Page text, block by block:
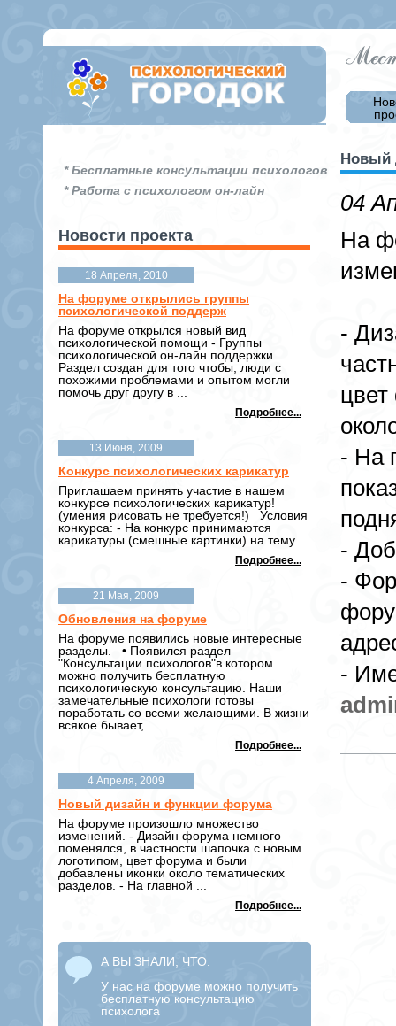
* Бесплатные консультации психологов
* Работа с психологом он-лайн
Новости проекта
18 Апреля, 2010
На форуме открылись группы
психологической поддерж
На форуме открылся новый вид
психологической помощи - Группы
психологической он-лайн поддержки.
Раздел создан для того чтобы, люди с
похожими проблемами и опытом могли
помочь друг другу в ...
Подробнее...
13 Июня, 2009
Конкурс психологических карикатур
Приглашаем принять участие в нашем
конкурсе психологических карикатур!
(умения рисовать не требуется!) Условия
конкурса: - На конкурс принимаются
карикатуры (смешные картинки) на тему ...
Подробнее...
21 Мая, 2009
Обновления на форуме
На форуме появились новые интересные
разделы. • Появился раздел
"Консультации психологов"в котором
можно получить бесплатную
психологическую консультацию. Наши
замечательные психологи готовы
поработать со всеми желающими. В жизни
всякое бывает, ...
Подробнее...
4 Апреля, 2009
Новый дизайн и функции форума
На форуме произошло множество
изменений. - Дизайн форума немного
поменялся, в частности шапочка с новым
логотипом, цвет форума и были
добавлены иконки около тематических
разделов. - На главной ...
Подробнее...
А ВЫ ЗНАЛИ, ЧТО:
У нас на форуме можно получить
бесплатную консультацию
психолога
Новый
04
На
-
- На
-
-
-